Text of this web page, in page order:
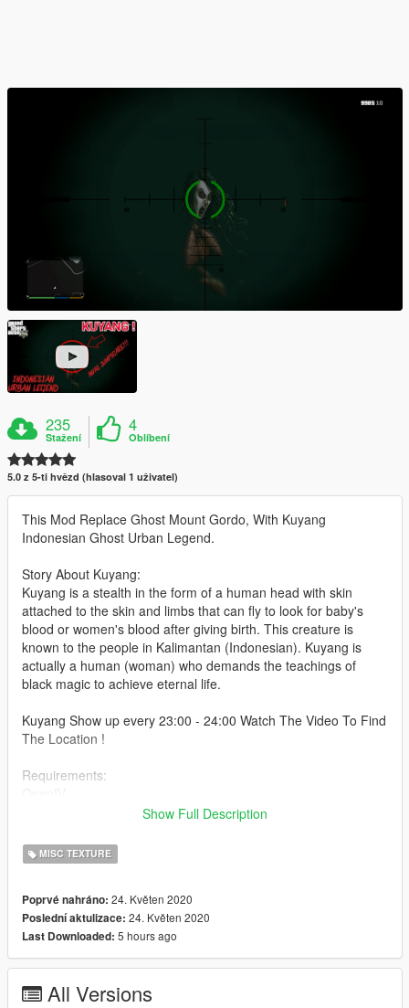
235
Stažení
4
Oblíbení
5.0 z 5-ti hvězd (hlasoval 1 uživatel)
This Mod Replace Ghost Mount Gordo, With Kuyang
Indonesian Ghost Urban Legend.
Story About Kuyang:
Kuyang is a stealth in the form of a human head with skin
attached to the skin and limbs that can fly to look for baby's
blood or women's blood after giving birth. This creature is
known to the people in Kalimantan (Indonesian). Kuyang is
actually a human (woman) who demands the teachings of
black magic to achieve eternal life.
Kuyang Show up every 23:00 - 24:00 Watch The Video To Find
The Location !
Requirements:
1. Open OpenIV
2. Enter Edit-Mode
4. Drag and Drop This cs2_08_ghost.ytd
Open The Games & Enjoy
Show Full Description
MISC TEXTURE
Poprvé nahráno: 24. Květen 2020
Poslední aktulizace: 24. Květen 2020
Last Downloaded: 5 hours ago
All Versions